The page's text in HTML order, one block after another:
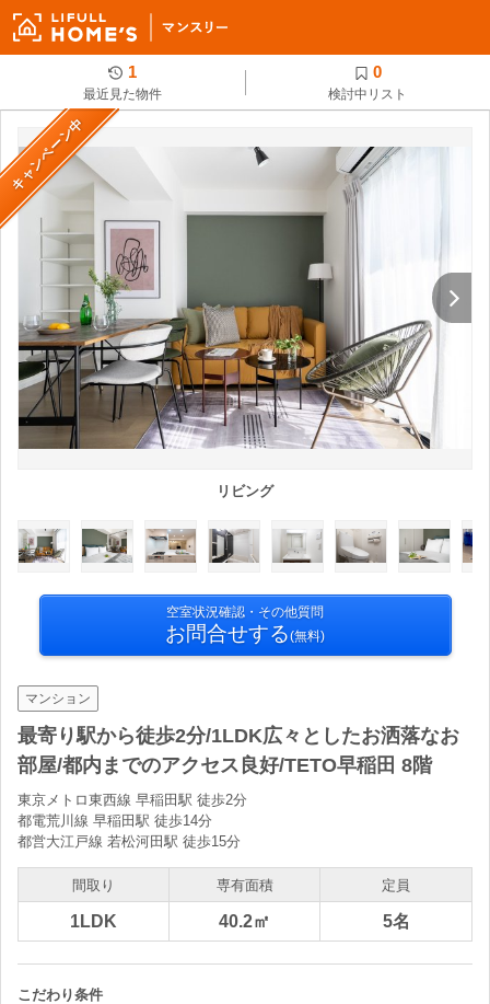
1
最近見た物件
0
検討中リスト
リビング
キャンペーン中
空室状況確認・その他質問
お問合せする(無料)
マンション
最寄り駅から徒歩2分/1LDK広々としたお洒落なお
部屋/都内までのアクセス良好/TETO早稲田 8階
東京メトロ東西線 早稲田駅 徒歩2分
都電荒川線 早稲田駅 徒歩14分
都営大江戸線 若松河田駅 徒歩15分
間取り 専有面積 定員
1LDK 40.2㎡ 5名
こだわり条件